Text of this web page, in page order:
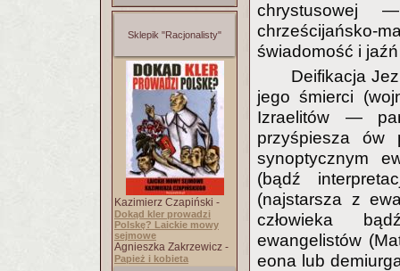
Sklepik "Racjonalisty"
Kazimierz Czapiński -
Dokąd kler prowadzi
Polskę? Laickie mowy
sejmowe
Agnieszka Zakrzewicz -
Papież i kobieta
chrystusowej
chrześcijańsko-
świadomość i
Deifikacja
jego śmierci
Izraelitów —
przyśpiesza ów
synoptycznym
(bądź
(najstarsza z
człowieka
ewangelistów
eona lub